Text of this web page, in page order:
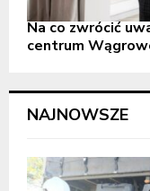
Na co zwrócić
centrum
NAJNOWSZE